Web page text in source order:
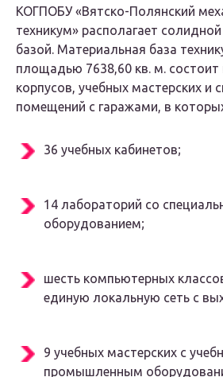
КОГПОБУ «Вятско-Полянский
техникум» располагает
базой. Материальная база
площадью 7638,60 кв. м. состоит
корпусов, учебных мастерских и
помещений с гаражами, в
36 учебных кабинетов;
14 лабораторий со
оборудованием;
шесть компьютерных
единую локальную сеть с
9 учебных мастерских с
промышленным